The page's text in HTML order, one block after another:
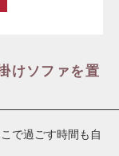
けソファを置
で過ごす時間も自